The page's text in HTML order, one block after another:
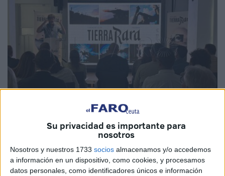
Su privacidad es importante para
nosotros
Nosotros y nuestros 1733 socios almacenamos y/o accedemos
a información en un dispositivo, como cookies, y procesamos
datos personales, como identificadores únicos e información